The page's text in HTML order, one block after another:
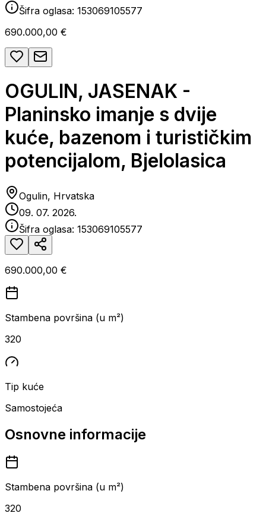
Šifra oglasa: 153069105577
690.000,00 €
OGULIN, JASENAK -
Planinsko imanje s dvije
kuće, bazenom i turističkim
potencijalom, Bjelolasica
Ogulin, Hrvatska
09. 07. 2026.
Šifra oglasa: 153069105577
690.000,00 €
Stambena površina (u m²)
320
Tip kuće
Samostojeća
Osnovne informacije
Stambena površina (u m²)
320